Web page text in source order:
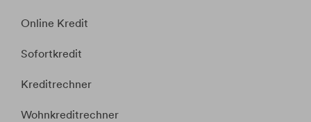
Online Kredit
Sofortkredit
Kreditrechner
Wohnkreditrechner